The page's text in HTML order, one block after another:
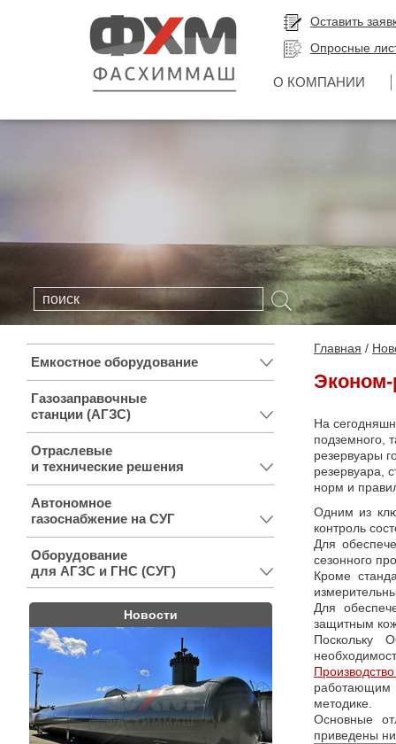
Оставить
Опросные
О КОМПАНИИ
Емкостное оборудование
Газозаправочные
станции (АГЗС)
Отраслевые
и технические решения
Автономное
газоснабжение на СУГ
Оборудование
для АГЗС и ГНС (СУГ)
Новости
Главная
Эконом-
На
подземного,
резервуары
резервуара,
норм и
Одним из
контроль
Для
сезонного
Кроме
Для
защитным
Поскольку
работающим
методике.
Основные
приведены